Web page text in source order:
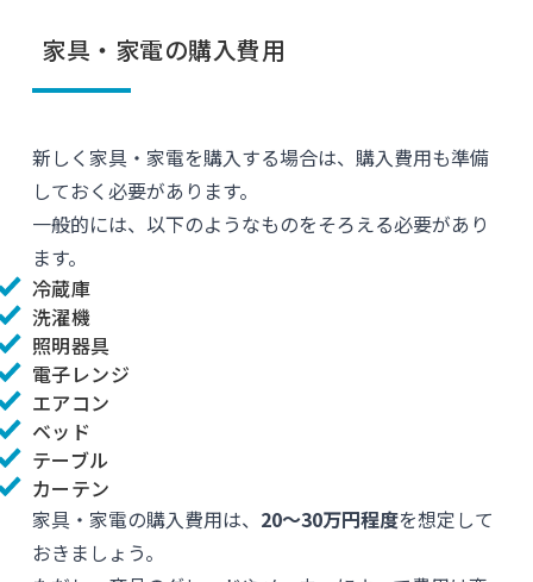
家具・家電の購入費用
新しく家具・家電を購入する場合は、購入費用も準備
しておく必要があります。
一般的には、以下のようなものをそろえる必要があり
ます。
冷蔵庫
洗濯機
照明器具
電子レンジ
エアコン
ベッド
テーブル
カーテン
家具・家電の購入費用は、 20〜30万円程度を想定して
おきましょう。